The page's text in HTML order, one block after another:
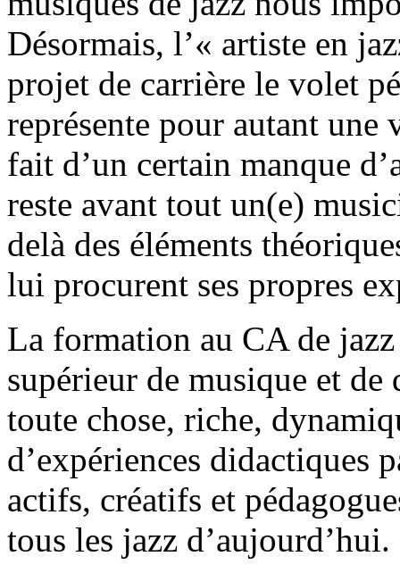
Désormais, l’« artiste en
projet de carrière le volet
représente pour autant
fait d’un certain manque
reste avant tout un(e)
delà des éléments
lui procurent ses propres
La formation au CA de
supérieur de musique et de
toute chose, riche,
d’expériences didactiques
actifs, créatifs et
tous les jazz d’aujourd’hui.